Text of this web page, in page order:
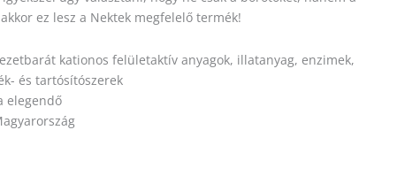
ez lesz a Nektek megfelelő termék!
kationos felületaktív anyagok, illatanyag, enzimek,
és tartósítószerek
elegendő